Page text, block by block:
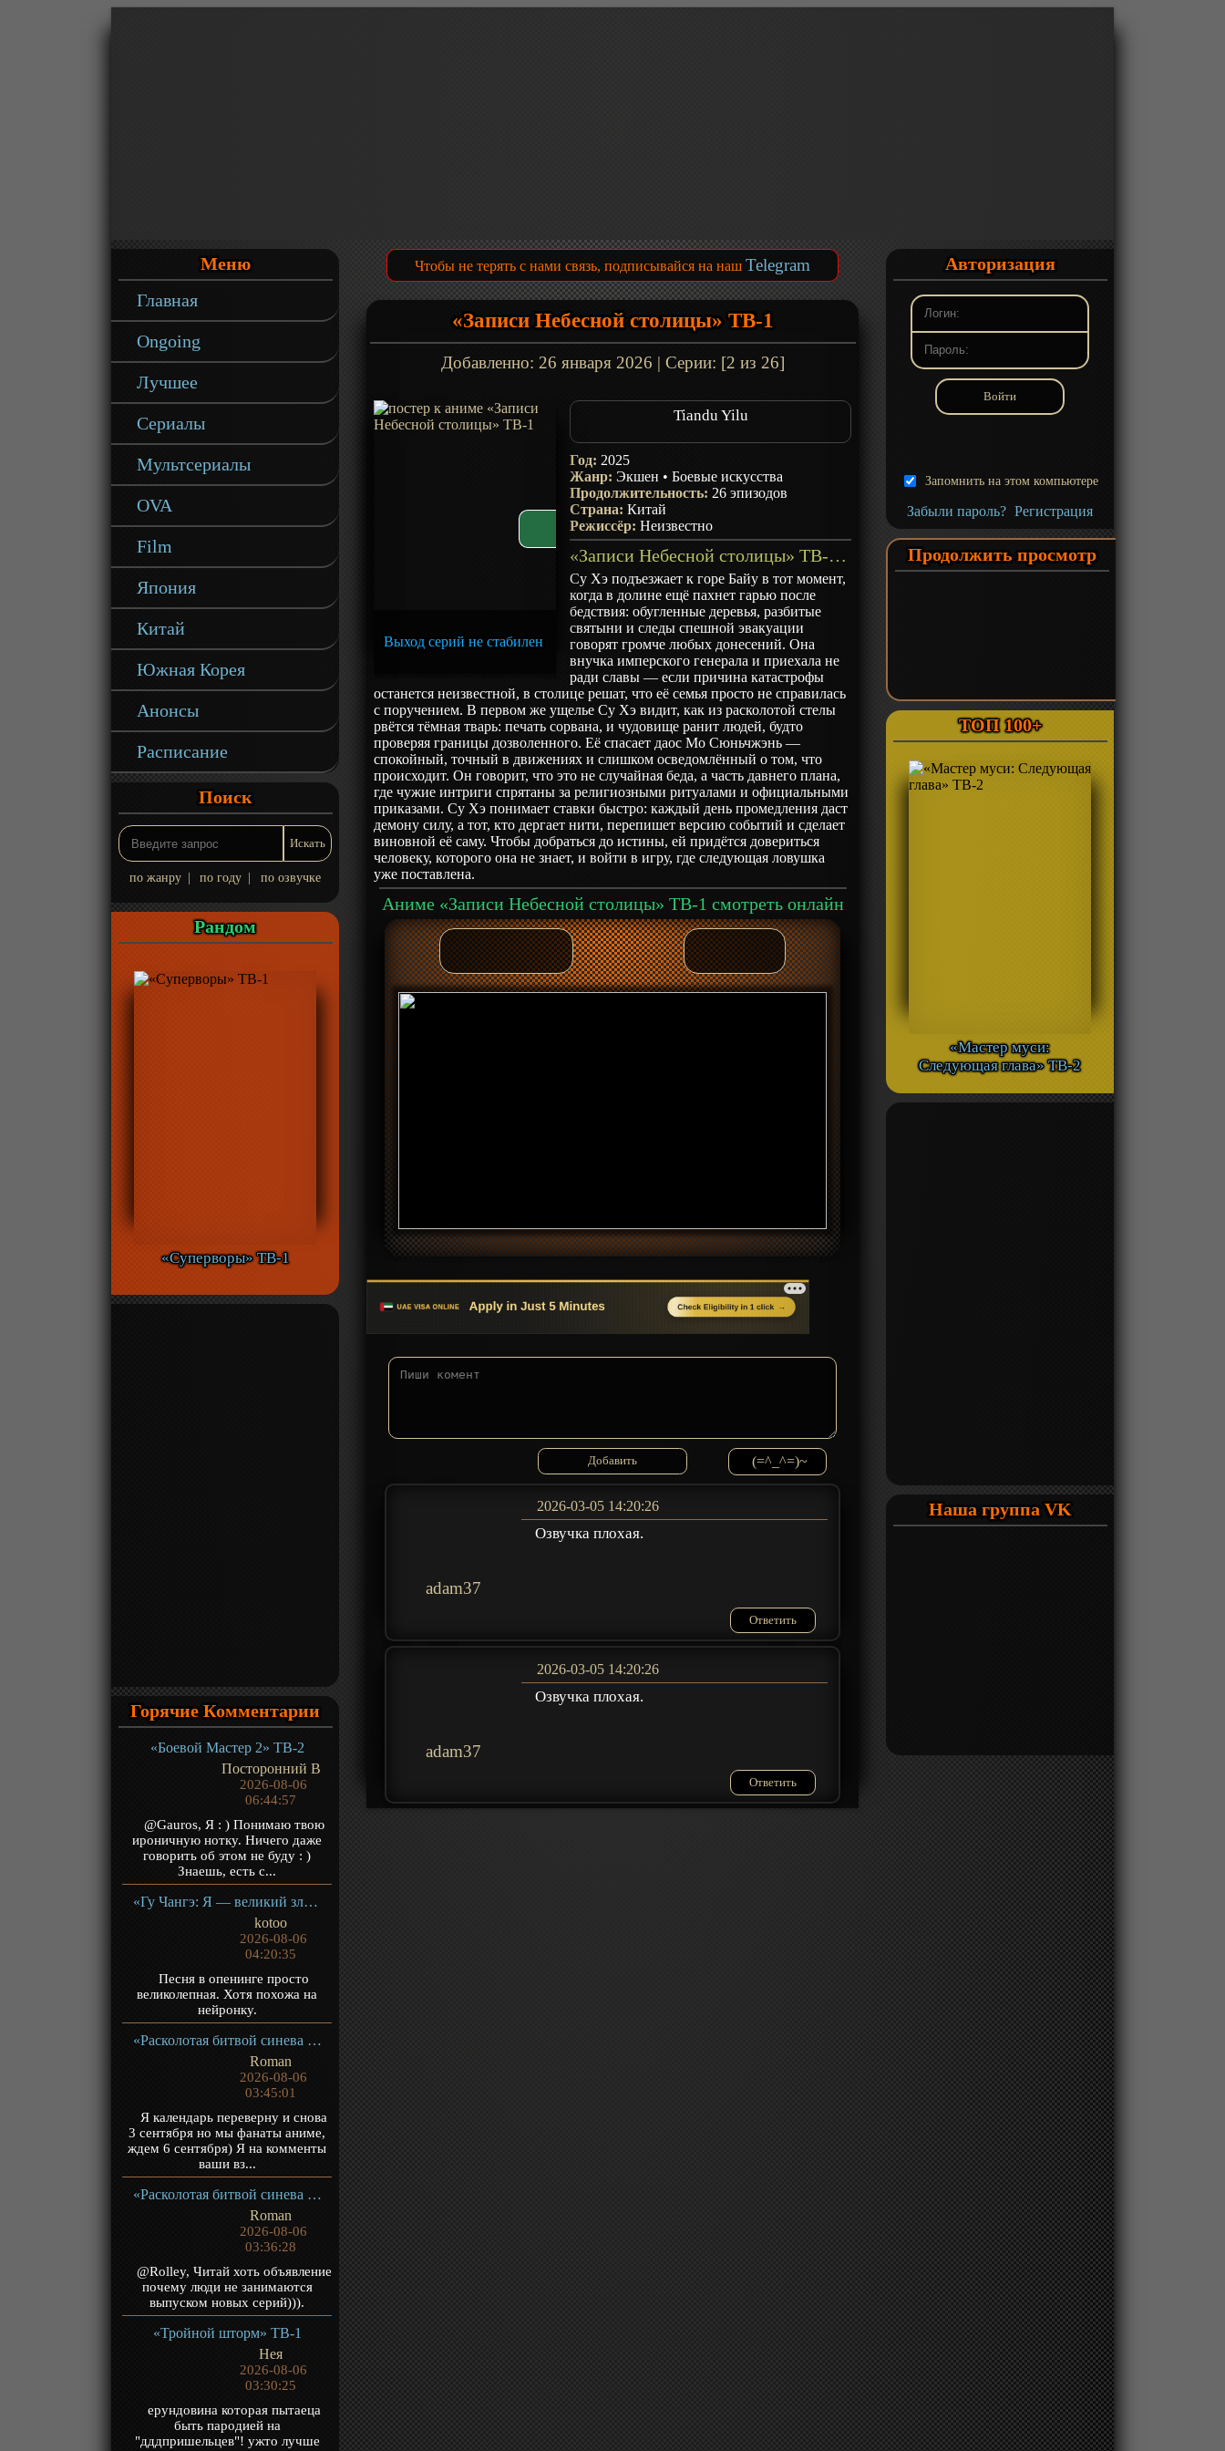
Меню
Главная
Ongoing
Лучшее
Сериалы
Мультсериалы
OVA
Film
Япония
Китай
Южная Корея
Анонсы
Расписание
Поиск
по жанру по году по озвучке
Рандом
«Суперворы» ТВ-1
Горячие Комментарии
«Боевой Мастер 2» ТВ-2
Посторонний В
2026-08-06
06:44:57
@Gauros, Я : ) Понимаю твою
ироничную нотку. Ничего даже
говорить об этом не буду : )
Знаешь, есть с...
«Гу Чангэ: Я — великий злодей Небесной Судьбы» ТВ-1
kotoo
2026-08-06
04:20:35
Песня в опенинге просто
великолепная. Хотя похожа на
нейронку.
«Расколотая битвой синева небес 5» ТВ-5
Roman
2026-08-06
03:45:01
Я календарь переверну и снова
3 сентября но мы фанаты аниме,
ждем 6 сентября) Я на комменты
ваши вз...
«Расколотая битвой синева небес 5» ТВ-5
Roman
2026-08-06
03:36:28
@Rolley, Читай хоть объявление
почему люди не занимаются
выпуском новых серий))).
«Тройной шторм» ТВ-1
Нея
2026-08-06
03:30:25
ерундовина которая пытаеца
быть пародией на
"дддпришельцев"! ужто лучше
Чтобы не терять с нами связь, подписывайся на наш Telegram
«Записи Небесной столицы» ТВ-1
Добавленно: 26 января 2026 | Серии: [2 из 26]
Выход серий не стабилен
Tiandu Yilu
Год: 2025
Жанр:Экшен •Боевые искусства
Продолжительность: 26 эпизодов
Страна:Китай
Режиссёр:Неизвестно
«Записи Небесной столицы» ТВ-1 - описание
Су Хэ подъезжает к горе Байу в тот момент,
когда в долине ещё пахнет гарью после
бедствия: обугленные деревья, разбитые
святыни и следы спешной эвакуации
говорят громче любых донесений. Она
внучка имперского генерала и приехала не
ради славы — если причина катастрофы
останется неизвестной, в столице решат, что её семья просто не справилась
с поручением. В первом же ущелье Су Хэ видит, как из расколотой стелы
рвётся тёмная тварь: печать сорвана, и чудовище ранит людей, будто
проверяя границы дозволенного. Её спасает даос Мо Сюньчжэнь —
спокойный, точный в движениях и слишком осведомлённый о том, что
происходит. Он говорит, что это не случайная беда, а часть давнего плана,
где чужие интриги спрятаны за религиозными ритуалами и официальными
приказами. Су Хэ понимает ставки быстро: каждый день промедления даст
демону силу, а тот, кто дергает нити, перепишет версию событий и сделает
виновной её саму. Чтобы добраться до истины, ей придётся довериться
человеку, которого она не знает, и войти в игру, где следующая ловушка
уже поставлена.
Аниме «Записи Небесной столицы» ТВ-1 смотреть онлайн
(=^_^=)~
adam37
2026-03-05 14:20:26
Озвучка плохая.
Ответить
adam37
2026-03-05 14:20:26
Озвучка плохая.
Ответить
Авторизация
Запомнить на этом компьютере
Забыли пароль? Регистрация
Продолжить просмотр
ТОП 100+
«Мастер муси:
Следующая глава» ТВ-2
Наша группа VK